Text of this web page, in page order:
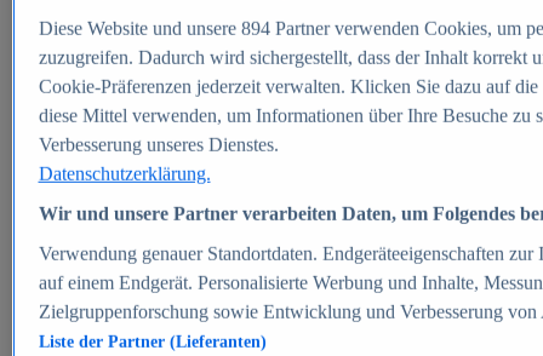
Zum Report
E-commerce
Beliebte Statistiken
Aktuelle Statistiken
E-Commerce - Entwicklung des Umsatzes in
Deutschland 1999-2025
Umsatz von Amazon in Deutschland und weltweit
2010-2025
B2C-E-Commerce: Top-50 Online Shops in
Deutschland 2024
Marktanteile von Online-Zahlungsverfahren in
Deutschland 2024
Umsatzstarke Warengruppen im Online-Handel in
Deutschland 2023-2025
Diese Website und unsere 894Partner verwenden Cookies, um
zuzugreifen. Dadurch wird sichergestellt, dass der Inhalt korrekt
Cookie-Präferenzen jederzeit verwalten. Klicken Sie dazu auf
diese Mittel verwenden, um Informationen über Ihre Besuche
Verbesserung unseres Dienstes.
Datenschutzerklärung.
Wir und unsere Partner verarbeiten Daten, um Folgendes
Verwendung genauer Standortdaten. Endgeräteeigenschaften
auf einem Endgerät. Personalisierte Werbung und Inhalte,
Zielgruppenforschung sowie Entwicklung und Verbesserung von
Liste der Partner (Lieferanten)